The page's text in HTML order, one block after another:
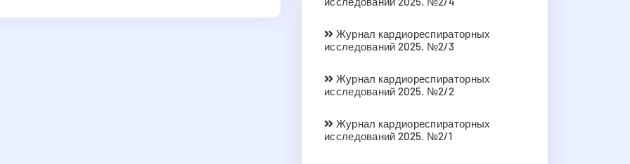
Журнал кардиореспираторных
исследований 2025. №2/3
Журнал кардиореспираторных
исследований 2025. №2/2
Журнал кардиореспираторных
исследований 2025. №2/1